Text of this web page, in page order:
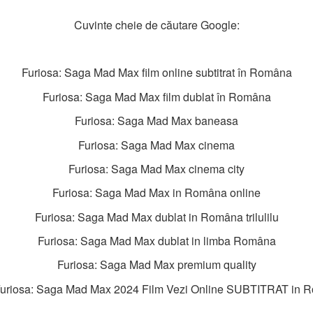
Cuvinte cheie de căutare Google:
Furiosa: Saga Mad Max film online subtitrat în Româna
Furiosa: Saga Mad Max film dublat în Româna
Furiosa: Saga Mad Max baneasa
Furiosa: Saga Mad Max cinema
Furiosa: Saga Mad Max cinema city
Furiosa: Saga Mad Max in Româna online
Furiosa: Saga Mad Max dublat in Româna trilulilu
Furiosa: Saga Mad Max dublat in limba Româna
Furiosa: Saga Mad Max premium quality
Saga Mad Max 2024 Film Vezi Online SUBTITRAT in